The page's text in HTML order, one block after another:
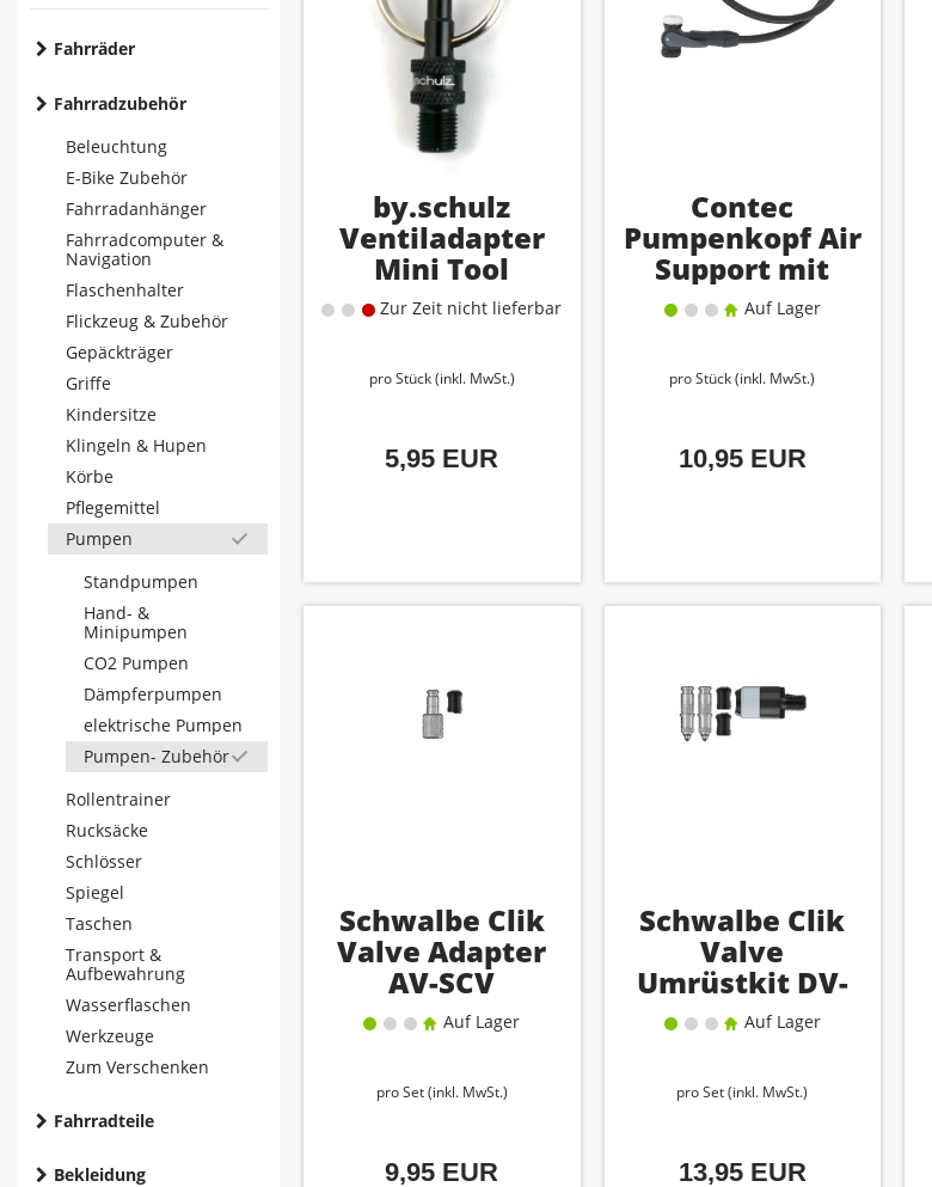
Fahrräder
Fahrradzubehör
Beleuchtung
E-Bike Zubehör
Fahrradanhänger
Fahrradcomputer &
Navigation
Flaschenhalter
Flickzeug & Zubehör
Gepäckträger
Griffe
Kindersitze
Klingeln & Hupen
Körbe
Pflegemittel
Pumpen
Standpumpen
Hand- &
Minipumpen
CO2 Pumpen
Dämpferpumpen
elektrische Pumpen
Pumpen- Zubehör
Rollentrainer
Rucksäcke
Schlösser
Spiegel
Taschen
Transport &
Aufbewahrung
Wasserflaschen
Werkzeuge
Zum Verschenken
Fahrradteile
Bekleidung
by.schulz
Ventiladapter
Mini Tool
Schlüsselanhänger
Zur Zeit nicht lieferbar
pro Stück (inkl. MwSt.)
5,95 EUR
Contec
Pumpenkopf Air
Support mit
Schlauch
Auf Lager
pro Stück (inkl. MwSt.)
10,95 EUR
Schwalbe Clik
Valve Adapter
AV-SCV
Auf Lager
pro Set (inkl. MwSt.)
9,95 EUR
Schwalbe Clik
Valve
Umrüstkit DV-
SCV mit
Pumpenkopfadapter
Auf Lager
pro Set (inkl. MwSt.)
13,95 EUR